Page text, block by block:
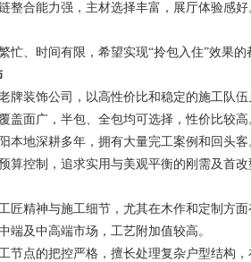
整合能力强，主材选择丰富，展厅体验感
忙、时间有限，希望实现“拎包入住”效果的
牌装饰公司，以高性价比和稳定的施工队伍
盖面广，半包、全包均可选择，性价比较高
本地深耕多年，拥有大量完工案例和回头
算控制，追求实用与美观平衡的刚需及首改
匠精神与施工细节，尤其在木作和定制方面
端及中高端市场，工艺附加值较高。
节点的把控严格，擅长处理复杂户型结构，